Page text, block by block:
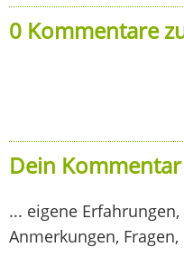
0 Kommentare
Dein
... eigene Erfahrungen,
Anmerkungen, Fragen,